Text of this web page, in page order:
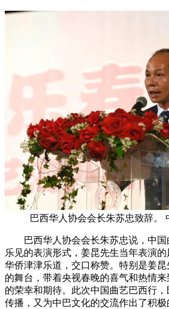
巴西华人协会会长朱苏忠致辞。
巴西华人协会会长朱苏忠说，中国
乐见的表演形式，姜昆先生当年表演
华侨津津乐道，交口称赞。特别是姜
的舞台，带着央视春晚的喜气和热情
的荣幸和期待。此次中国曲艺巴西行
传播，又为中巴文化的交流作出了积极